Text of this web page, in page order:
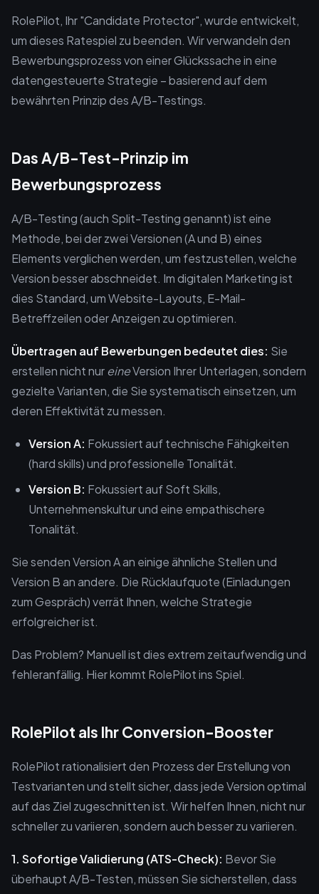
RolePilot, Ihr "Candidate Protector", wurde entwickelt,
um dieses Ratespiel zu beenden. Wir verwandeln den
Bewerbungsprozess von einer Glückssache in eine
datengesteuerte Strategie – basierend auf dem
bewährten Prinzip des A/B-Testings.
Das A/B-Test-Prinzip im
Bewerbungsprozess
A/B-Testing (auch Split-Testing genannt) ist eine
Methode, bei der zwei Versionen (A und B) eines
Elements verglichen werden, um festzustellen, welche
Version besser abschneidet. Im digitalen Marketing ist
dies Standard, um Website-Layouts, E-Mail-
Betreffzeilen oder Anzeigen zu optimieren.
Übertragen auf Bewerbungen bedeutet dies: Sie
erstellen nicht nur eineVersion Ihrer Unterlagen, sondern
gezielte Varianten, die Sie systematisch einsetzen, um
deren Effektivität zu messen.
Version A: Fokussiert auf technische Fähigkeiten
(hard skills) und professionelle Tonalität.
Version B: Fokussiert auf Soft Skills,
Unternehmenskultur und eine empathischere
Tonalität.
Sie senden Version A an einige ähnliche Stellen und
Version B an andere. Die Rücklaufquote (Einladungen
zum Gespräch) verrät Ihnen, welche Strategie
erfolgreicher ist.
Das Problem? Manuell ist dies extrem zeitaufwendig und
fehleranfällig. Hier kommt RolePilot ins Spiel.
RolePilot als Ihr Conversion-Booster
RolePilot rationalisiert den Prozess der Erstellung von
Testvarianten und stellt sicher, dass jede Version optimal
auf das Ziel zugeschnitten ist. Wir helfen Ihnen, nicht nur
schneller zu variieren, sondern auch besser zu variieren.
1. Sofortige Validierung (ATS-Check): Bevor Sie
überhaupt A/B-Testen, müssen Sie sicherstellen, dass